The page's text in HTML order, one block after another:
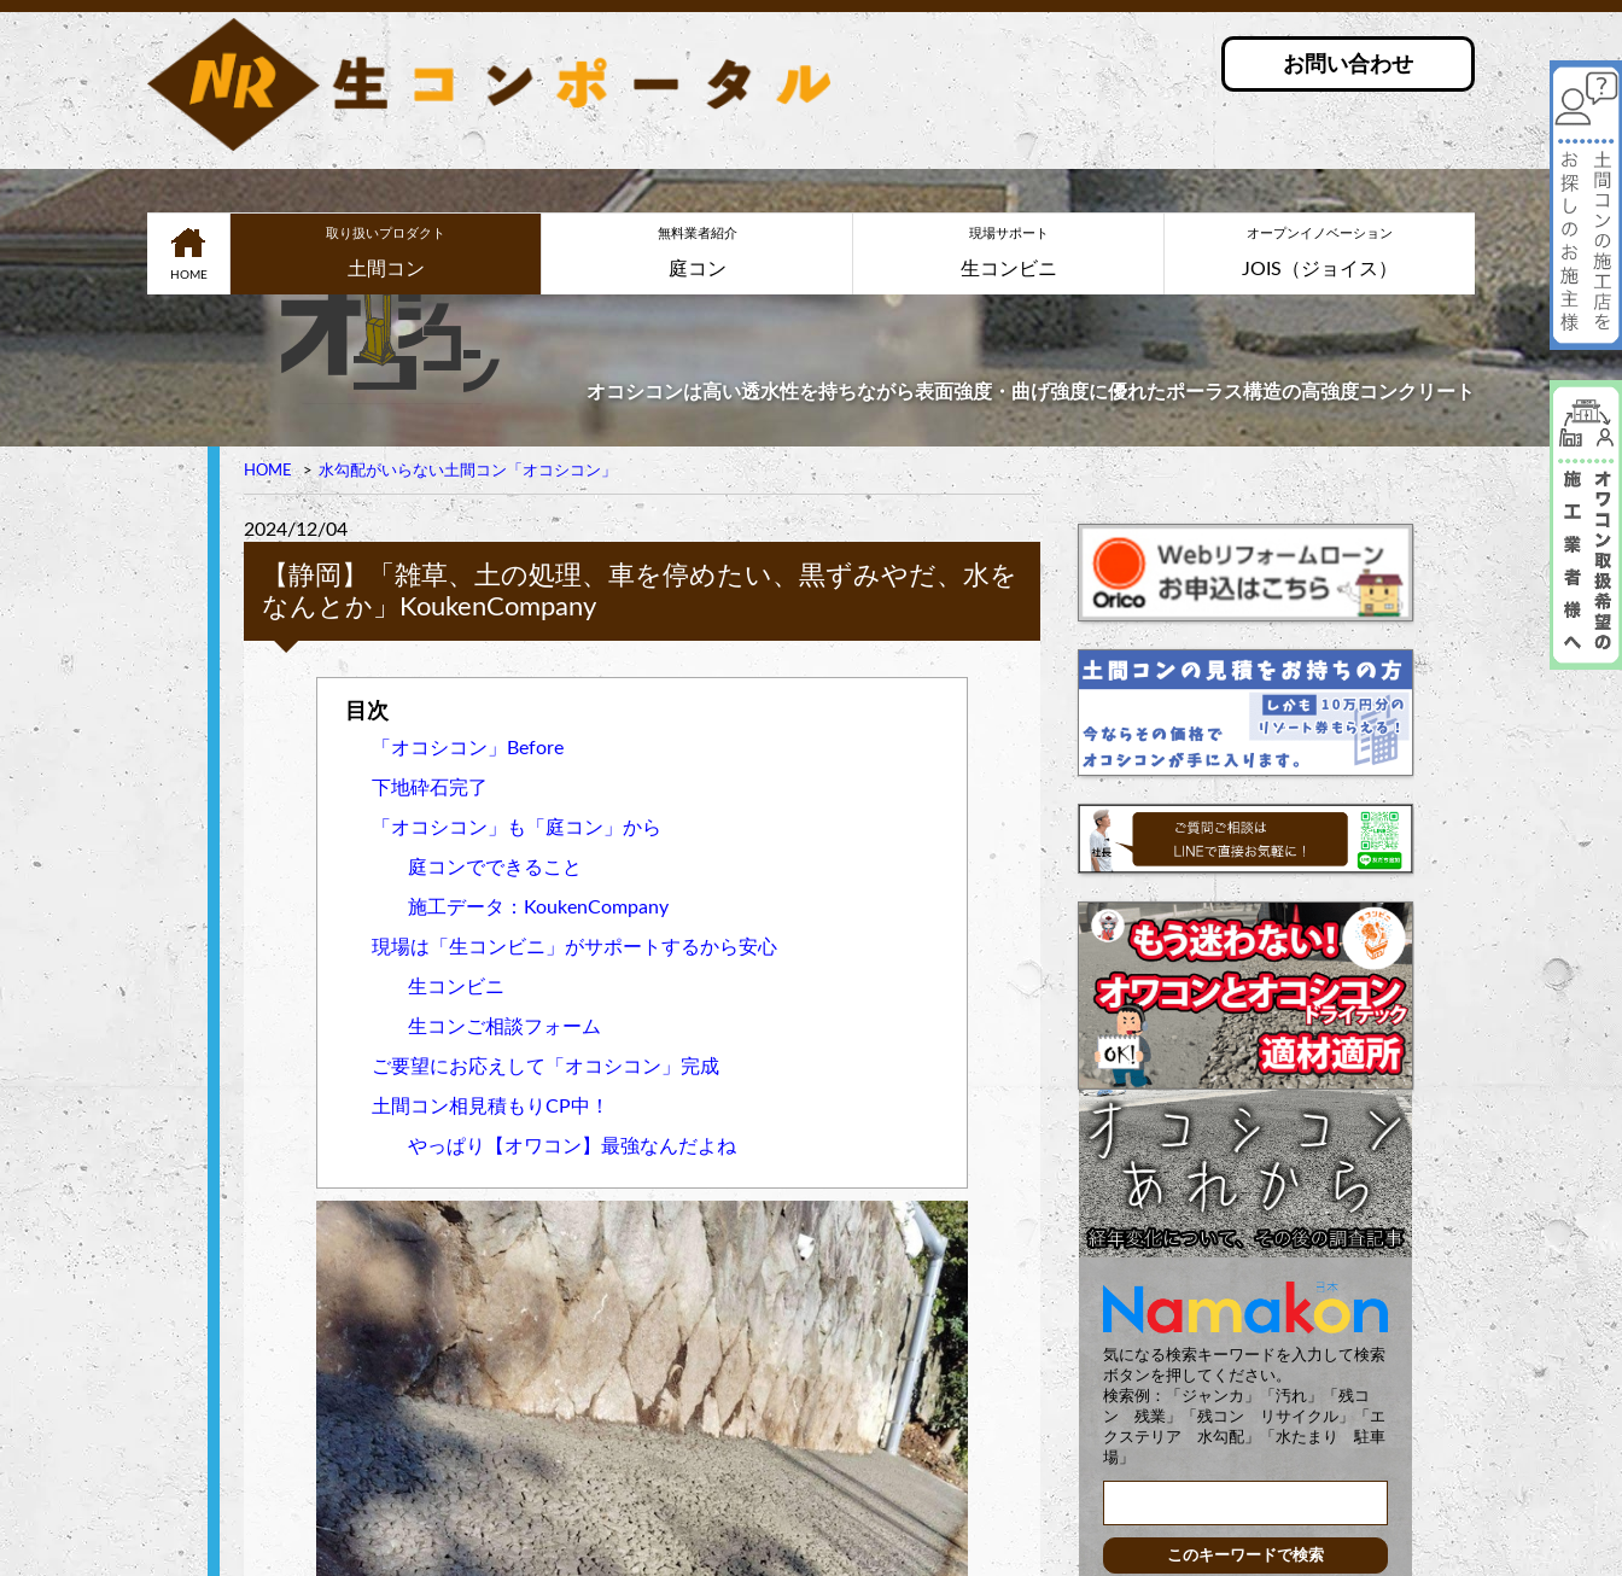
お問い合わせ
HOME
取り扱いプロダクト
土間コン
無料業者紹介
庭コン
現場サポート
生コンビニ
オープンイノベーション
JOIS（ジョイス）
オコシコンは高い透水性を持ちながら表面強度・曲げ強度に優れたポーラス構造の高強度コンクリート
HOME 水勾配がいらない土間コン「オコシコン」
2024/12/04
【静岡】「雑草、土の処理、車を停めたい、黒ずみやだ、水を
なんとか」KoukenCompany
「オコシコン」Before
下地砕石完了
「オコシコン」も「庭コン」から
庭コンでできること
施工データ：KoukenCompany
現場は「生コンビニ」がサポートするから安心
生コンビニ
生コンご相談フォーム
ご要望にお応えして「オコシコン」完成
土間コン相見積もりCP中！
やっぱり【オワコン】最強なんだよね
気になる検索キーワードを入力して検索
ボタンを押してください。
検索例：「ジャンカ」「汚れ」「残コ
ン 残業」「残コン リサイクル」「エ
クステリア 水勾配」「水たまり 駐車
場」